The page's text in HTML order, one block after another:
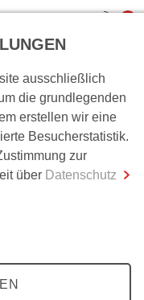
0,00 €
Zur Kasse
ausschließlich
die grundlegenden
erstellen wir eine
Besucherstatistik.
zur
über Datenschutz